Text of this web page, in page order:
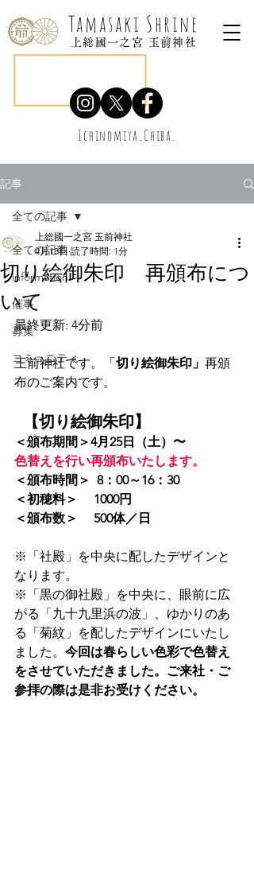
Tamasaki Shrine
上総國一之宮 玉前神社
Ichinomiya,Chiba.
記事
全ての記事
information
催事
募集
コミュニティ
全ての記事
切り絵御朱印 再頒布につ
いて
上総國一之宮 玉前神社
4月18日 読了時間: 1分
最終更新: 4分前
王前神社です。「切り絵御朱印」 再頒
布のご案内です。
【切り絵御朱印】
＜頒布期間＞4月25日（土）〜
色替えを行い再頒布いたします。
＜頒布時間＞  8：00～16：30
＜初穂料＞　 1000円
＜頒布数＞　 500体／日
※「社殿」を中央に配したデザインと
なります。
※ 「黒の御社殿」を中央に、眼前に広
がる「九十九里浜の波」、ゆかりのあ
る「菊紋」を配したデザインにいたし
ました。 今回は春らしい色彩で色替え
をさせていただきました。ご来社・ご
参拝の際は是非お受けください。